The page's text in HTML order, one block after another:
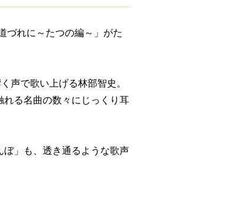
づれに～たつの編～」がた
声で歌い上げる林部智史。
る名曲の数々にじっくり耳
」も、透き通るような歌声